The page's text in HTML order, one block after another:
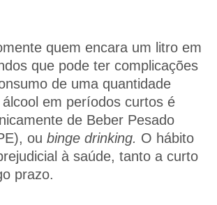
quem encara um litro em
que pode ter complicações
de uma quantidade
em períodos curtos é
de Beber Pesado
ou binge drinking. O hábito
à saúde, tanto a curto
prazo.